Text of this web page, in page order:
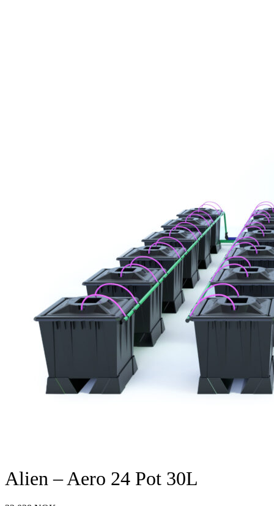
Alien – Aero 24 Pot 30L